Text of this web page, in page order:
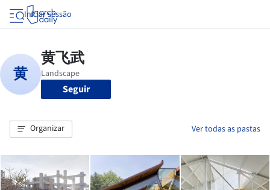
Iniciar sessão
Seguir
Organizar Ver todas as pastas